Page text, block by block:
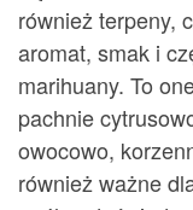
również terpeny,
aromat, smak i
marihuany. To
pachnie
owocowo,
również ważne